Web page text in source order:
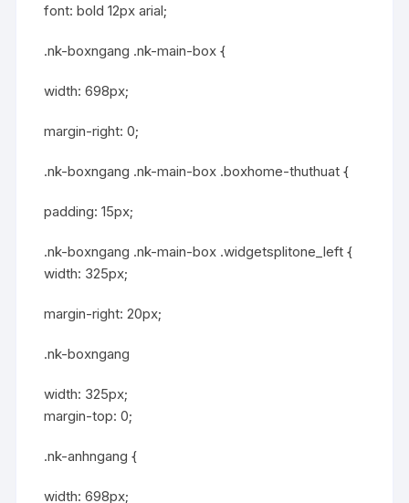
font: bold 12px arial;
.nk-boxngang .nk-main-box {
width: 698px;
margin-right: 0;
.nk-boxngang .nk-main-box .boxhome-thuthuat {
padding: 15px;
.nk-boxngang .nk-main-box .widgetsplitone_left {
width: 325px;
margin-right: 20px;
.nk-boxngang
width: 325px;
margin-top: 0;
.nk-anhngang {
width: 698px;